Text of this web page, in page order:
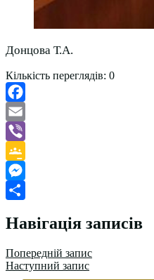
Донцова Т.А.
Кількість переглядів: 0
Facebook
Email
Viber
Google
Classroom
Messenger
Навігація записів
Попередній запис
Наступний запис